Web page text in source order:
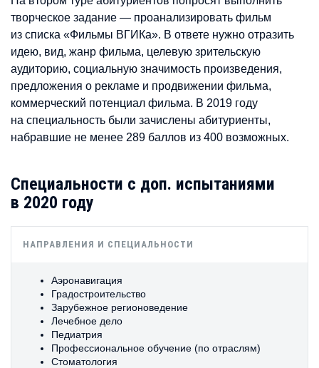
творческое задание — проанализировать фильм
из списка «Фильмы ВГИКа». В ответе нужно отразить
идею, вид, жанр фильма, целевую зрительскую
аудиторию, социальную значимость произведения,
предложения о рекламе и продвижении фильма,
коммерческий потенциал фильма. В 2019 году
на специальность были зачислены абитуриенты,
набравшие не менее 289 баллов из 400 возможных.
Специальности с доп. испытаниями
в 2020 году
НАПРАВЛЕНИЯ И СПЕЦИАЛЬНОСТИ
Аэронавигация
Градостроительство
Зарубежное регионоведение
Лечебное дело
Педиатрия
Профессиональное обучение (по отраслям)
Стоматология